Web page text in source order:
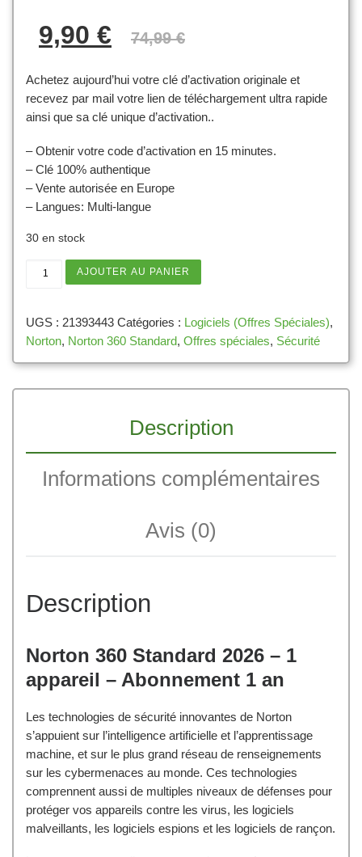
74,99€
Le prix initial était :
9,90 € Le prix actuel
Achetez aujourd’hui votre clé d’activation originale et
recevez par mail votre lien de téléchargement ultra rapide
ainsi que sa clé unique d’activation..
– Obtenir votre code d’activation en 15 minutes.
– Clé 100% authentique
– Vente autorisée en Europe
– Langues: Multi-langue
30 en stock
quantité de Norton 360 Standard 2026 - 1 appareil -
AJOUTER AU PANIER
UGS : 21393443 Catégories : Logiciels (Offres Spéciales),
Norton, Norton 360 Standard, Offres spéciales, Sécurité
Description
Informations complémentaires
Avis (0)
Description
Norton 360 Standard 2026 – 1
appareil – Abonnement 1 an
Les technologies de sécurité innovantes de Norton
s’appuient sur l’intelligence artificielle et l’apprentissage
machine, et sur le plus grand réseau de renseignements
sur les cybermenaces au monde. Ces technologies
comprennent aussi de multiples niveaux de défenses pour
protéger vos appareils contre les virus, les logiciels
malveillants, les logiciels espions et les logiciels de rançon.